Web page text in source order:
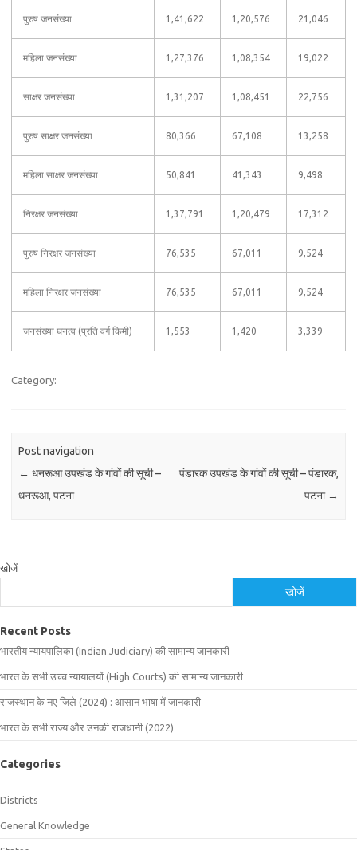
पुरुष जनसंख्या 1,41,622 1,20,576 21,046
महिला जनसंख्या 1,27,376 1,08,354 19,022
साक्षर जनसंख्या 1,31,207 1,08,451 22,756
पुरुष साक्षर जनसंख्या 80,366 67,108 13,258
महिला साक्षर जनसंख्या 50,841 41,343 9,498
निरक्षर जनसंख्या 1,37,791 1,20,479 17,312
पुरुष निरक्षर जनसंख्या 76,535 67,011 9,524
महिला निरक्षर जनसंख्या 76,535 67,011 9,524
जनसंख्या घनत्व (प्रति वर्ग किमी) 1,553 1,420 3,339
Category:
Post navigation
← धनरूआ उपखंड के गांवों की सूची –
धनरूआ, पटना
पंडारक उपखंड के गांवों की सूची – पंडारक,
पटना →
खोजें
खोजें
Recent Posts
भारतीय न्यायपालिका (Indian Judiciary) की सामान्य जानकारी
भारत के सभी उच्च न्यायालयों (High Courts) की सामान्य जानकारी
राजस्थान के नए जिले (2024) : आसान भाषा में जानकारी
भारत के सभी राज्य और उनकी राजधानी (2022)
Categories
Districts
General Knowledge